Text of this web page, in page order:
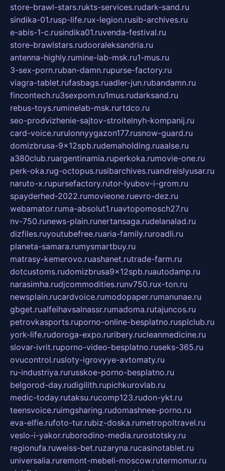
store-brawl-stars.rukts-services.rudark-sand.ru
sindika-01.rusp-life.rux-legion.rusib-archives.ru
e-abis-1-c.rusindika01.ruvenda-festival.ru
store-brawlstars.rudooraleksandria.ru
antenna-highly.rumine-lab-msk.ru1-mus.ru
3-sex-porn.ruban-damn.rupurse-factory.ru
viagra-tablet.rufasbags.ruadler-jun.rubandamn.ru
fincontech.ru3sexporn.ru1mus.rudarksand.ru
rebus-toys.ruminelab-msk.rurtdco.ru
seo-prodvizhenie-sajtov-stroitelnyh-kompanij.ru
card-voice.rurulonnyygazon177.rusnow-guard.ru
domizbrusa-9x12spb.rudemaholding.ruaalse.ru
a380club.ruargentinamia.ruperkoka.rumovie-one.ru
perk-oka.rug-octopus.rusibarchives.ruandreislyusar.ru
naruto-x.rupursefactory.rutor-lyubov-i-grom.ru
spayderhed-2022.rumovieone.ruevro-dez.ru
webamator.ruma-absolut1.ruavtopomosch27.ru
nv-750.runews-plain.runertansaga.rudelanalad.ru
dizfiles.ruyoutubefree.ruaria-family.ruroadli.ru
planeta-samara.rumysmartbuy.ru
matrasy-kemerovo.ruashanet.rutrade-farm.ru
dotcustoms.rudomizbrusa9x12spb.ruautodamp.ru
narasimha.rudjcommodities.runv750.rux-ton.ru
newsplain.rucardvoice.rumodopaper.rumanunae.ru
gbget.rualfeihavsalnassr.rumadoma.rutajuncos.ru
petrovkasports.ruporno-online-besplatno.rusplclub.ru
york-life.rudoroga-expo.ruribery.rucleanmedicine.ru
slovar-ivrit.ruporno-video-besplatno.ruseks-365.ru
ovucontrol.rusloty-igrovyye-avtomaty.ru
ru-industriya.rurusskoe-porno-besplatno.ru
belgorod-day.rudigilith.rupichkurovlab.ru
medic-today.rutaksu.rucomp123.rudon-ykt.ru
teensvoice.ruimgsharing.rudomashnee-porno.ru
eva-elfie.rufoto-tur.rubiz-doska.rumetropoltravel.ru
veslo-i-yakor.ruborodino-media.rurostotsky.ru
regionufa.ruweiss-bet.ruzaryna.rucasinotablet.ru
universalia.ruremont-mebeli-moscow.rutermomur.ru